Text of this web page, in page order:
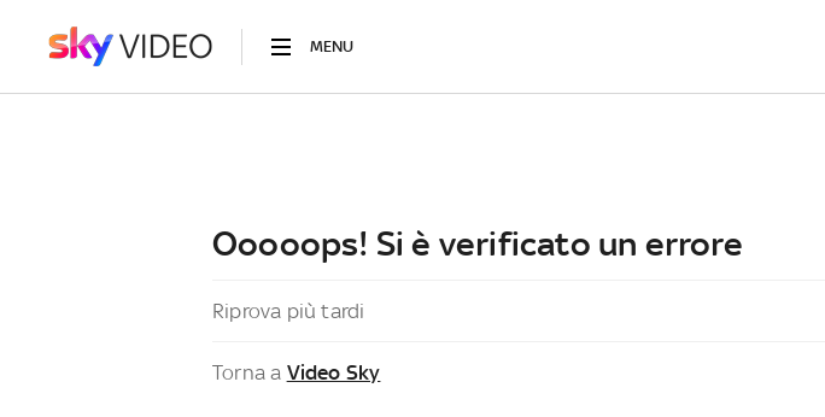
MENU
Ooooops! Si è verificato un errore
Riprova più tardi
Torna a Video Sky